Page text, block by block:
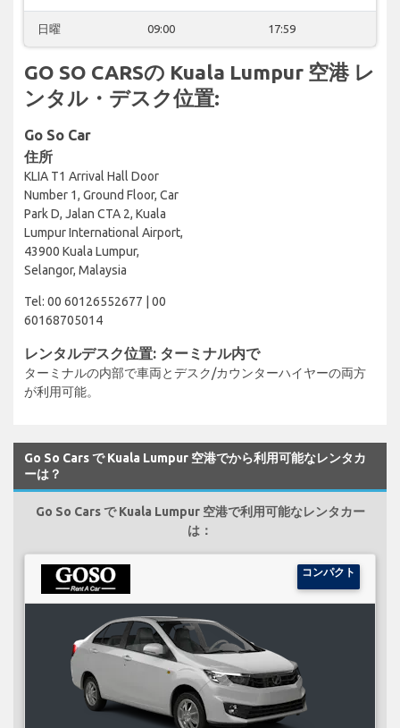
日曜 09:00 17:59
GO SO CARSの Kuala Lumpur 空港 レ
ンタル・デスク位置:
Go So Car
住所
KLIA T1 Arrival Hall Door
Number 1, Ground Floor, Car
Park D, Jalan CTA 2, Kuala
Lumpur International Airport,
43900 Kuala Lumpur,
Selangor, Malaysia
Tel: 00 60126552677 | 00
60168705014
レンタルデスク位置: ターミナル内で
ターミナルの内部で車両とデスク/カウンターハイヤーの両方
が利用可能。
Go So Cars で Kuala Lumpur 空港でから利用可能なレンタカ
ーは？
Go So Cars で Kuala Lumpur 空港で利用可能なレンタカー
は：
コンパクト